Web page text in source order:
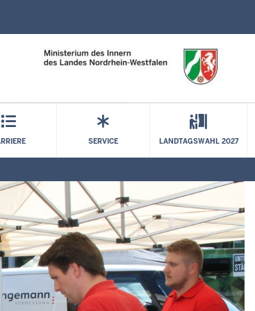
SERVICE LANDTAGSWAHL 2027